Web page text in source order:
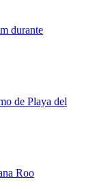
durante
de Playa del
Roo